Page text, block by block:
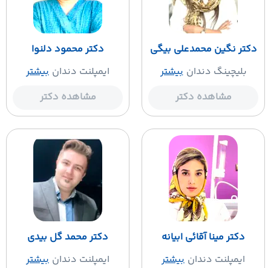
دکتر نگین محمدعلی بیگی
بلیچینگ دندان بیشتر
مشاهده دکتر
دکتر محمود دلنوا
ایمپلنت دندان بیشتر
مشاهده دکتر
دکتر مینا آقائی ابیانه
ایمپلنت دندان بیشتر
دکتر محمد گل بیدی
ایمپلنت دندان بیشتر